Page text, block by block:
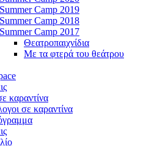
Summer Camp 2019
Summer Camp 2018
Summer Camp 2017
Θεατροπαιχνίδια
Με τα φτερά του θεάτρου
καραντίνα
σε καραντίνα